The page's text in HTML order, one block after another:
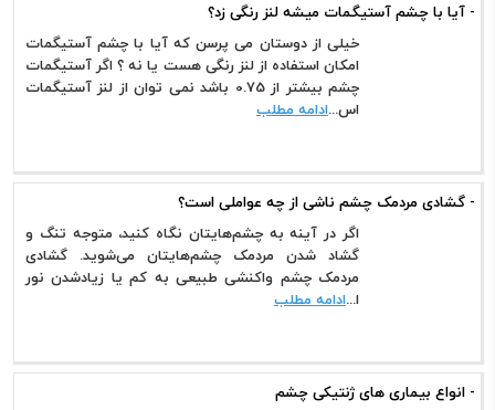
- آیا با چشم آستیگمات میشه لنز رنگی زد؟
خیلی از دوستان می پرسن که آیا با چشم آستیگمات
امکان استفاده از لنز رنگی هست یا نه ؟ اگر آستیگمات
چشم بیشتر از 0.75 باشد نمی توان از لنز آستیگمات
اس...ادامه مطلب
- گشادی مردمک چشم ناشی از چه عواملی است؟
اگر در آینه به چشم‌هایتان نگاه کنید، متوجه تنگ و
گشاد شدن مردمک چشم‌هایتان می‌شوید. گشادی
مردمک چشم واکنشی طبیعی به کم یا زیادشدن نور
ا...ادامه مطلب
- انواع بیماری های ژنتیکی چشم